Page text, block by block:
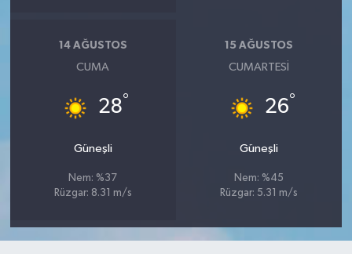
14 AĞUSTOS
CUMA
28°
Güneşli
Nem: %37
Rüzgar: 8.31 m/s
15 AĞUSTOS
CUMARTESI
26°
Güneşli
Nem: %45
Rüzgar: 5.31 m/s